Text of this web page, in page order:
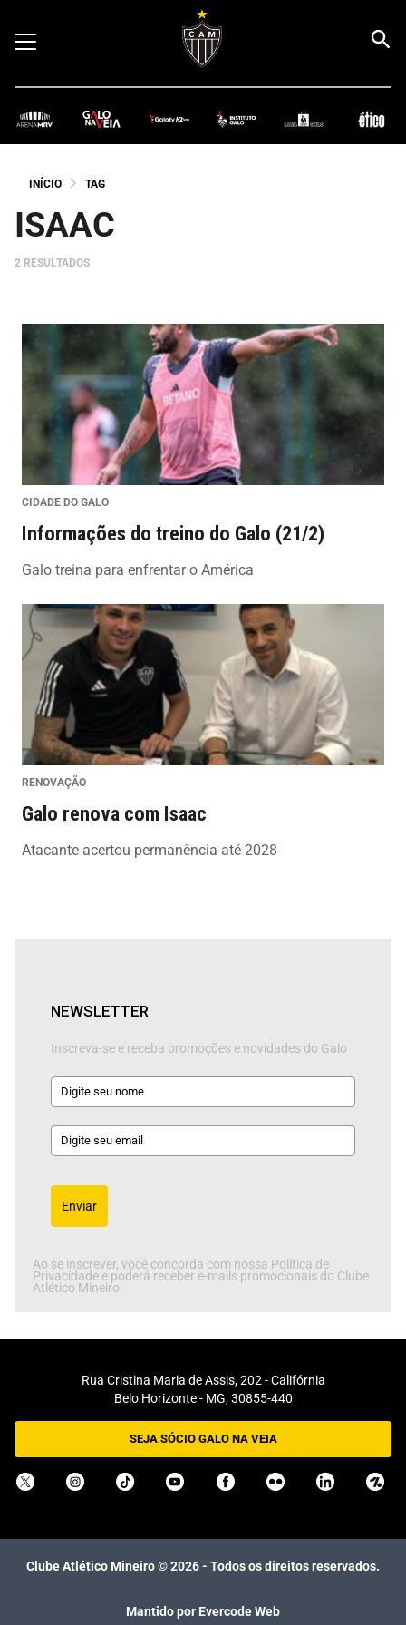
INÍCIO TAG
ISAAC
2 RESULTADOS
CIDADE DO GALO
Informações do treino do Galo (21/2)
Galo treina para enfrentar o América
RENOVAÇÃO
Galo renova com Isaac
Atacante acertou permanência até 2028
NEWSLETTER
Inscreva-se e receba promoções e novidades do Galo
Enviar
Ao se inscrever, você concorda com nossa Política de
Privacidade e poderá receber e-mails promocionais do Clube
Atlético Mineiro.
Rua Cristina Maria de Assis, 202 - Califórnia
Belo Horizonte - MG, 30855-440
SEJA SÓCIO GALO NA VEIA
Clube Atlético Mineiro ©2026- Todos os direitos reservados.
Mantido por Evercode Web